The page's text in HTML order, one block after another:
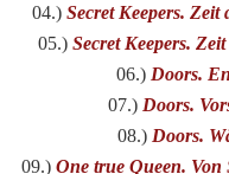
04.) Secret Keepers. Zeit
05.) Secret Keepers.
06.) Doors.
07.) Doors.
08.) Doors.
09.) One true Queen. Von